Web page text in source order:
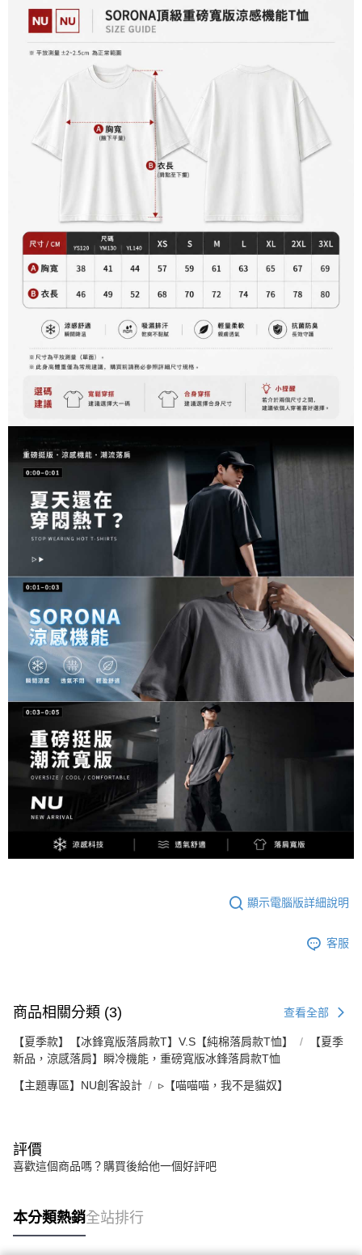
【繳款方式說明】
1.分期款項不併入電信帳單，「大哥付你分期」於每月結算日後寄送繳費提
2.透過簡訊連結打開帳單後，可選擇「超商條碼／台灣大直營門市／銀行轉
帳／街口支付／iPASS MONEY」等通路繳費。
【注意事項】
1.本服務係由「台灣大哥大股份有限公司」（以下簡稱本公司）所提供，讓
用戶於交易時，得透過本服務購買商品或服務，並由商店將買賣／分期付款
買賣價金債權讓與本公司後，依約使用本公司帳單繳交帳款。
2.基於同意付款使用「大哥付你分期」之契約關係目的，商店將以您的個人
資料（包含姓名、電話或地址）提供予台灣大哥大進項蒐集、處理及利用，
由本公司與您本人進行分期帳單所需資料之確認、核對及更正。
3.完整用戶服務條款，請詳閱以下連結：
３．安心：先確認商品／服務後，再付款。
【「AFTEE先享後付」結帳流程】
１．於結帳方式選擇「AFTEE先享後付」後，將跳轉至「AFTEE先享後付」
結帳頁面，進行簡訊認證並確認金額後，即可完成結帳。
２．訂單成立數日內，您將收到繳費通知簡訊。
３．收到繳費通知簡訊後14天內，點擊此簡訊中的連結，可透過四大超商／
ATM／網路銀行／等多元方式進行付款，方視為交易完成。
※ 請注意：結帳手續完成當下不需立刻繳費，但若您需要取消訂單，請聯絡
購買商品的店家。未經商家同意取消之訂單仍視為有效，需透過AFTEE先享
後付繳納相關費用。
※ 交易是否成功請以「AFTEE先享後付 」之結帳頁面顯示為準，若有關於
是否繳費成功／繳費後需取消欲退款等相關疑問，請聯繫「AFTEE先享後付
https://netprotections.freshdesk.com/support/home
【注意事項】
１．透過由恩沛科技股份有限公司提供之「AFTEE先享後付」服務完成之交
易，需依本服務之必要範圍內提供個人資料，並將交易相關給付款項請求債
權轉讓予恩沛科技股份有限公司。
https://aftee.tw/terms/#terms3
３．未成年的使用者請事先徵得法定代理人或監護人之同意方可使用
「AFTEE先享後付」，若未經同意申辦者引起之損失，本公司不負相關責
４．使用「AFTEE先享後付」時，將依據個別帳號之用戶狀況，依本公司即
時審查核予不同之上限額度；若仍有額度不足之情形，本公司將視審查結果
請求用戶進行身份認證。
５．嚴禁一人註冊多個帳號或使用他人資訊註冊。若發現惡意使用之情形，
恩沛科技股份有限公司將有權停止該用戶之使用額度並採取法律行動。
全家付款取貨
每筆NT$65，滿NT$899(含以上)免運費
每筆NT$60，滿NT$899(含以上)免運費
7-11付款取貨
每筆NT$65，滿NT$899(含以上)免運費
每筆NT$60，滿NT$899(含以上)免運費
每筆NT$65，滿NT$899(含以上)免運費
顯示電腦版詳細說明
客服
商品相關分類 (3) 查看全部
【夏季款】【冰鋒寬版落肩款T】V.S【純棉落肩款T恤】
【夏季
新品，涼感落肩】瞬冷機能，重磅寬版冰鋒落肩款T恤
【主題專區】NU創客設計 ▹【喵喵喵，我不是貓奴】
評價
喜歡這個商品嗎？購買後給他一個好評吧
本分類熱銷全站排行